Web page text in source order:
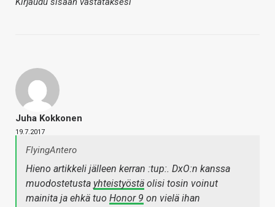
Juha Kokkonen
19.7.2017
FlyingAntero
Hieno artikkeli jälleen kerran :tup:. DxO:n kanssa
muodostetusta yhteistyöstä olisi tosin voinut
mainita ja ehkä tuo Honor 9 on vielä ihan